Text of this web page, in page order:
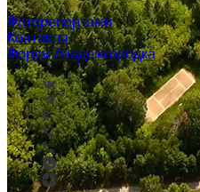
Фоторепортажи
Контакты
Форум Академгородка